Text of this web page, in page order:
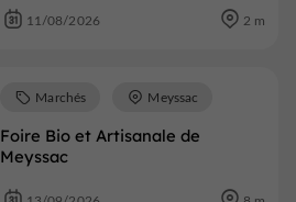
11/08/2026 2 m
Foire Bio et Artisanale de
Meyssac
Marchés Meyssac